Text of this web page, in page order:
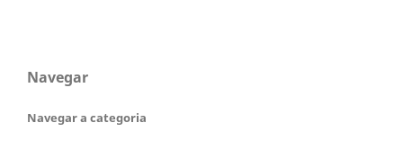
Navegar
Navegar a categoria